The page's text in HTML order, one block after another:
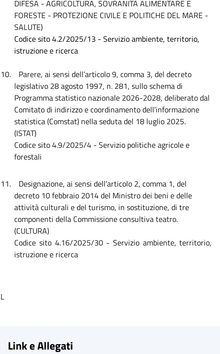
DIFESA - AGRICOLTURA, SOVRANITÀ ALIMENTARE E
FORESTE - PROTEZIONE CIVILE E POLITICHE DEL MARE -
SALUTE)
Codice sito 4.2/2025/13 - Servizio ambiente, territorio,
istruzione e ricerca
10. Parere, ai sensi dell’articolo 9, comma 3, del decreto
legislativo 28 agosto 1997, n. 281, sullo schema di
Programma statistico nazionale 2026-2028, deliberato dal
Comitato di indirizzo e coordinamento dell’informazione
statistica (Comstat) nella seduta del 18 luglio 2025.
(ISTAT)
Codice sito 4.9/2025/4 - Servizio politiche agricole e
forestali
11. Designazione, ai sensi dell’articolo 2, comma 1, del
decreto 10 febbraio 2014 del Ministro dei beni e delle
attività culturali e del turismo, in sostituzione, di tre
componenti della Commissione consultiva teatro.
(CULTURA)
Codice sito 4.16/2025/30 - Servizio ambiente, territorio,
istruzione e ricerca
L
Link e Allegati